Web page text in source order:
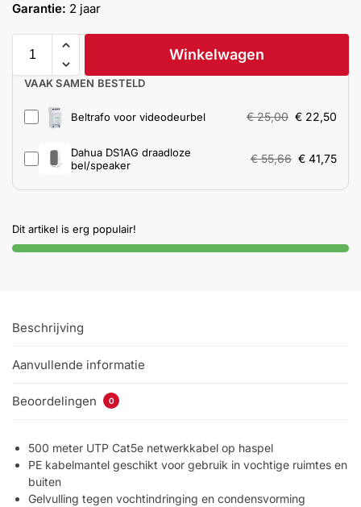
Outlet
Help &
service
Garantie: 2 jaar
Winkelwagen
VAAK SAMEN BESTELD
Beltrafo voor videodeurbel €25,00 € 22,50
Dahua DS1AG draadloze
bel/speaker
€55,66 € 41,75
Dit artikel is erg populair!
Beschrijving
Aanvullende informatie
Beoordelingen 0
500 meter UTP Cat5e netwerkkabel op haspel
PE kabelmantel geschikt voor gebruik in vochtige ruimtes en
buiten
Gelvulling tegen vochtindringing en condensvorming